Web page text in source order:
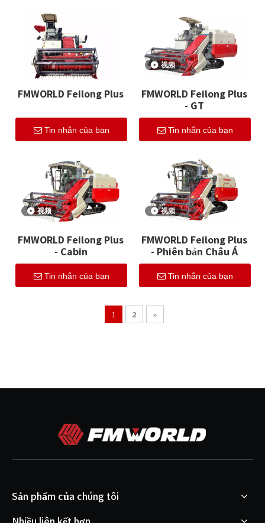
FMWORLD Feilong Plus
Tin nhắn của bạn
视频
FMWORLD Feilong Plus
- GT
Tin nhắn của bạn
视频
FMWORLD Feilong Plus
- Cabin
Tin nhắn của bạn
视频
FMWORLD Feilong Plus
- Phiên bản Châu Á
Tin nhắn của bạn
1 2 »
Sản phẩm của chúng tôi